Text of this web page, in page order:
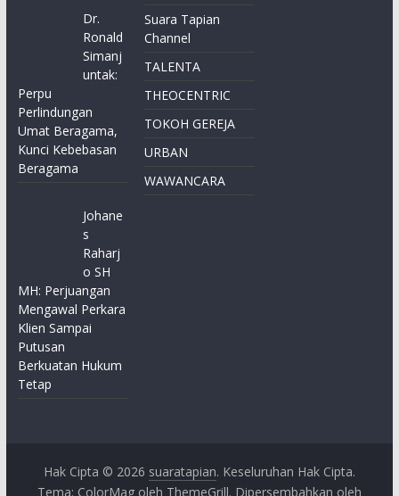
Dr.
Ronald
Simanj
untak:
Perpu
Perlindungan
Umat Beragama,
Kunci Kebebasan
Beragama
Johane
s
Raharj
o SH
MH: Perjuangan
Mengawal Perkara
Klien Sampai
Putusan
Berkuatan Hukum
Tetap
Suara Tapian
Channel
TALENTA
THEOCENTRIC
TOKOH GEREJA
URBAN
WAWANCARA
Hak Cipta © 2026 suaratapian. Keseluruhan Hak Cipta.
Tema: ColorMagoleh ThemeGrill. Dipersembahkan oleh